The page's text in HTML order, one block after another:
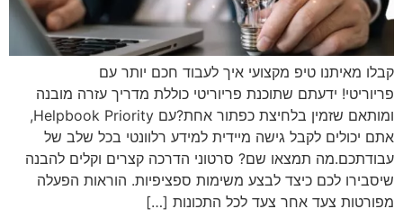
קבלו מאיתנו טיפ מקצועי איך לעבוד חכם יותר עם
פריוריטי! ידעתם שתוכנת פריוריטי כוללת מדריך עזרה מובנה
ומותאם שזמין בלחיצת כפתור אחת?עם Helpbook Priority,
אתם יכולים לקבל גישה מיידית למידע רלוונטי בכל שלב של
עבודתכם.מה תמצאו שם? סרטוני הדרכה קצרים וקלים להבנה
שיסבירו לכם כיצד לבצע משימות ספציפיות. הוראות הפעלה
מפורטות צעד אחר צעד לכל התכונות […]